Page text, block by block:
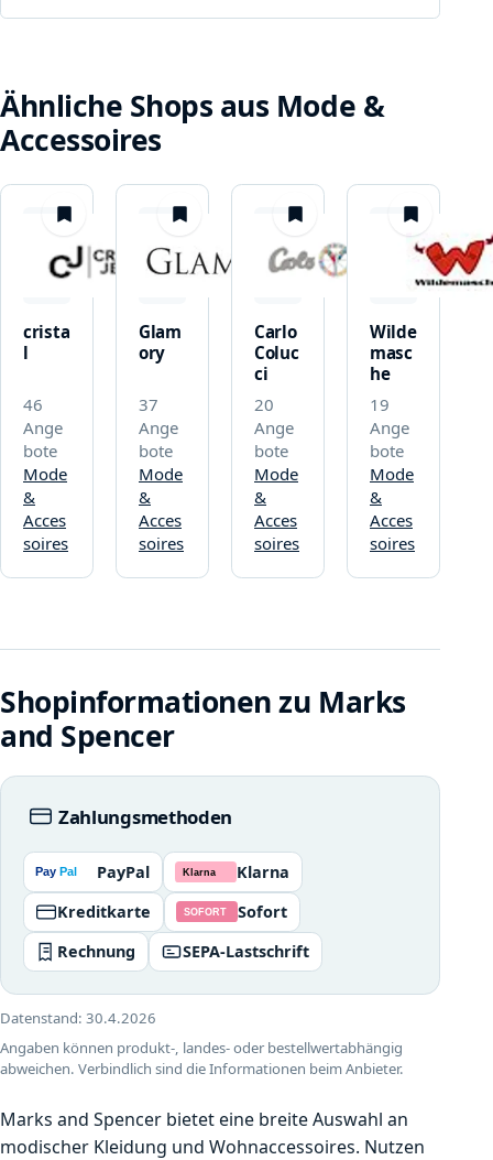
Ähnliche Shops aus Mode &
Accessoires
merken
crista
l
46
Ange
bote
Mode
&
Acces
soires
merken
Glam
ory
37
Ange
bote
Mode
&
Acces
soires
merken
Carlo
Coluc
ci
20
Ange
bote
Mode
&
Acces
soires
merken
Wilde
masc
he
19
Ange
bote
Mode
&
Acces
soires
Shopinformationen zu Marks
and Spencer
Zahlungsmethoden
PayPal
Klarna
Kreditkarte
Sofort
Rechnung
SEPA-Lastschrift
Datenstand: 30.4.2026
Angaben können produkt-, landes- oder bestellwertabhängig
abweichen. Verbindlich sind die Informationen beim Anbieter.
Marks and Spencer bietet eine breite Auswahl an
modischer Kleidung und Wohnaccessoires. Nutzen